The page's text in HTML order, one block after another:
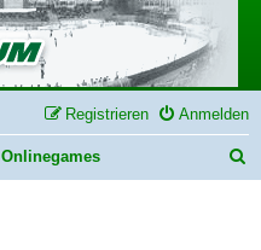
Anmelden
Registrieren
Onlinegames